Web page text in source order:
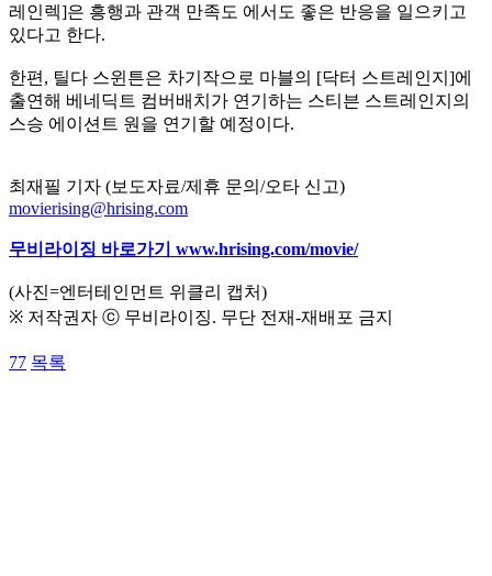
레인렉]은 흥행과 관객 만족도 에서도 좋은 반응을 일으키고
있다고 한다.
한편, 틸다 스윈튼은 차기작으로 마블의 [닥터 스트레인지]에
출연해 베네딕트 컴버배치가 연기하는 스티븐 스트레인지의
스승 에이션트 원을 연기할 예정이다.
최재필 기자 (보도자료/제휴 문의/오타 신고)
movierising@hrising.com
무비라이징 바로가기 www.hrising.com/movie/
(사진=엔터테인먼트 위클리 캡처)
※ 저작권자 ⓒ 무비라이징. 무단 전재-재배포 금지
77 목록